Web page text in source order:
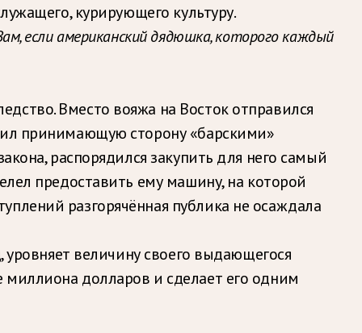
курирующего культуру.
если американский дядюшка, которого каждый
Вместо вояжа на Восток отправился
принимающую сторону «барскими»
распорядился закупить для него самый
предоставить ему машину, на которой
разгорячённая публика не осаждала
величину своего выдающегося
долларов и сделает его одним